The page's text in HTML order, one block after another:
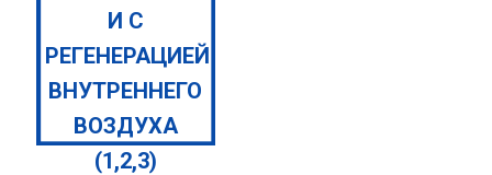
И С
РЕГЕНЕРАЦИЕЙ
ВНУТРЕННЕГО
ВОЗДУХА
(1,2,3)